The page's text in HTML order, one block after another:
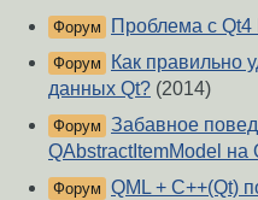
Форум Проблема с Qt4
Форум
Как правильно
данных Qt? (2014)
Форум Забавное
QAbstractItemModel на
Форум QML + C++(Qt)